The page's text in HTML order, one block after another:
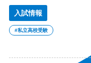
入試情報
#私立高校受験